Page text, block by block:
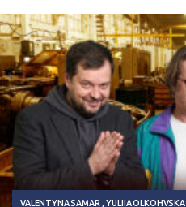
VALENTYNA SAMAR YULIIA OLKOHVSKA